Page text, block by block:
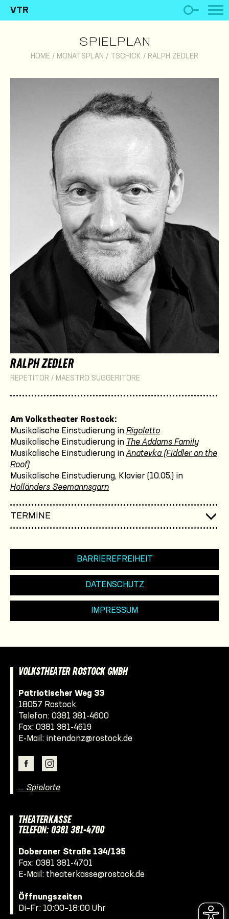
VTR
SPIELPLAN
HOME / MONATSPLAN / TSCHICK / RALPH ZEDLER
RALPH ZEDLER
REPETITOR / MAESTRO SUGGERITORE
Am Volkstheater Rostock:
Musikalische Einstudierung in Rigoletto
Musikalische Einstudierung in The Addams Family
Musikalische Einstudierung in Anatevka (Fiddler on the
Roof)
Musikalische Einstudierung, Klavier (10.05.) in
Holländers Seemannsgarn
TERMINE
BARRIEREFREIHEIT
DATENSCHUTZ
IMPRESSUM
VOLKSTHEATER ROSTOCK GMBH
Patriotischer Weg 33
18057 Rostock
Telefon: 0381 381-4600
Fax: 0381 381-4619
E-Mail: intendanz@rostock.de
… Spielorte
THEATERKASSE
TELEFON: 0381 381-4700
Doberaner Straße 134/135
Fax: 0381 381-4701
E-Mail: theaterkasse@rostock.de
Öffnungszeiten
Di–Fr: 10:00–18:00 Uhr